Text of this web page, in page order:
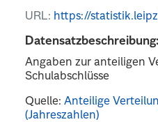
URL: https://statistik.leipzig.de/opendata/api/
Datensatzbeschreibung:
Angaben zur anteiligen
Schulabschlüsse
Quelle:Anteilige
(Jahreszahlen)